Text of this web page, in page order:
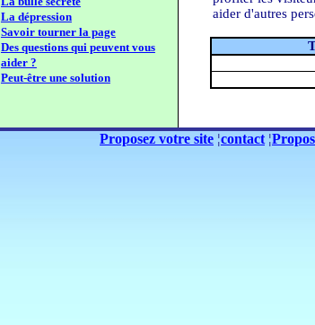
La dépression
Savoir tourner la page
Des questions qui peuvent vous
aider ?
Peut-être une solution
aider d'autres
Proposez votre site ¦contact ¦